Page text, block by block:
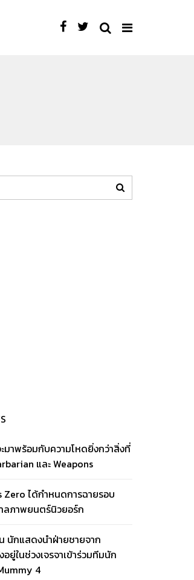
มาพร้อมกับความโหดยิ่งกว่าสิ่งที่
และ Weapons
ได้กำหนดการฉายรอบ
ลภาพยนตร์นิวยอร์ก
นักแสดงนำฝ่ายชายจาก
ยู่ในช่วงเจรจาเข้าร่วมทีมนัก
4